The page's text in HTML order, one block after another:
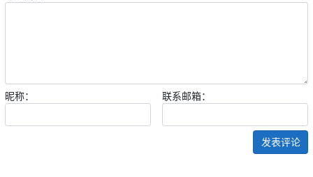
昵称： 联系邮箱：
发表评论